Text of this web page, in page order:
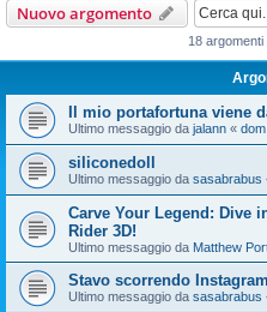
Nuovo argomento
18 argomenti
Il mio portafortuna viene
Ultimo messaggio da jalann «
siliconedoll
Ultimo messaggio da sasabrabus
Carve Your Legend: Dive
Rider 3D!
Ultimo messaggio da Matthew
Stavo scorrendo Instagram
Ultimo messaggio da sasabrabus